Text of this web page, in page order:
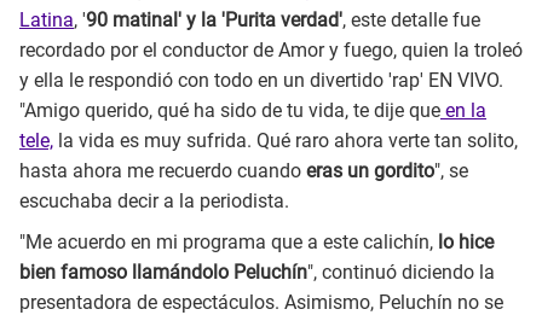
Latina, '90 matinal' y la 'Purita verdad', este detalle fue
recordado por el conductor de Amor y fuego, quien la troleó
y ella le respondió con todo en un divertido 'rap' EN VIVO.
"Amigo querido, qué ha sido de tu vida, te dije que en la
tele, la vida es muy sufrida. Qué raro ahora verte tan solito,
hasta ahora me recuerdo cuando eras un gordito", se
escuchaba decir a la periodista.
"Me acuerdo en mi programa que a este calichín, lo hice
bien famoso llamándolo Peluchín", continuó diciendo la
presentadora de espectáculos. Asimismo, Peluchín no se